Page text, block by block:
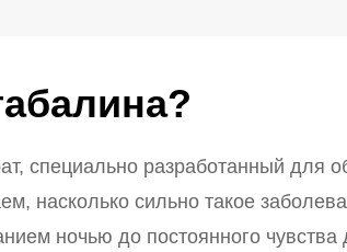
специально разработанный для
насколько сильно такое
ночью до постоянного чувства